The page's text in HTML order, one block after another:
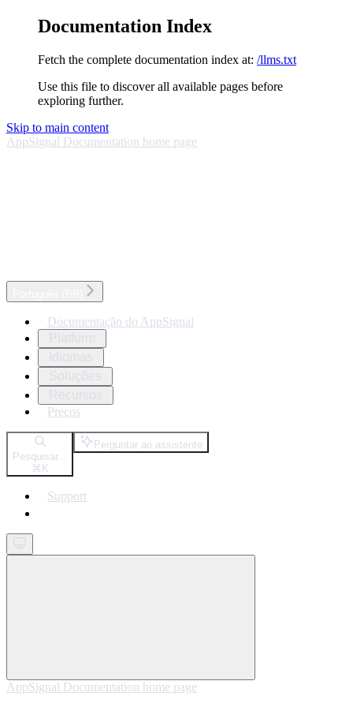
Documentation Index
Fetch the complete documentation index at: /llms.txt
Use this file to discover all available pages before
exploring further.
Skip to main content
AppSignal Documentation home page
Documentação do AppSignal
Preços
Pesquisar...
⌘ K
Perguntar ao assistente
Support
AppSignal Documentation home page